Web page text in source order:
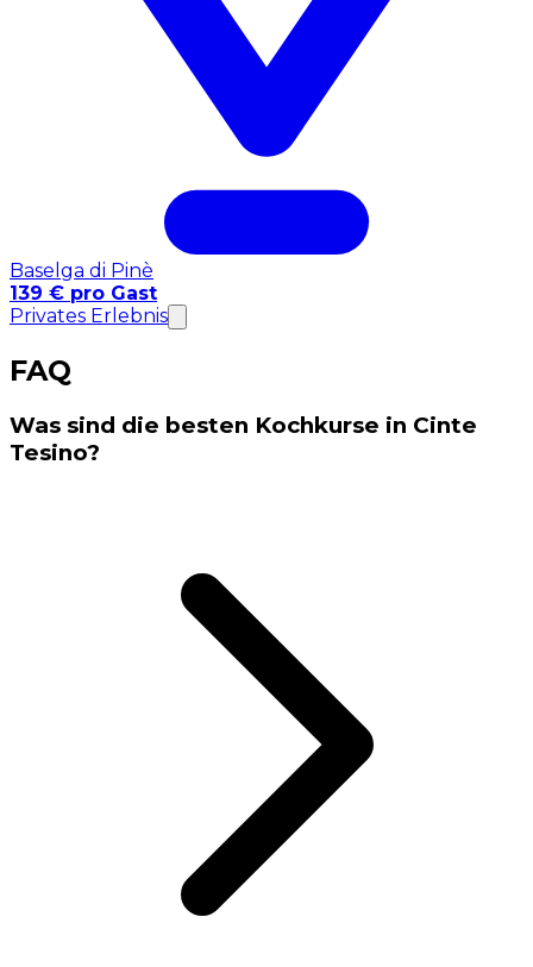
Baselga di Pinè
139 € pro Gast
Privates Erlebnis
FAQ
Was sind die besten Kochkurse in Cinte
Tesino?